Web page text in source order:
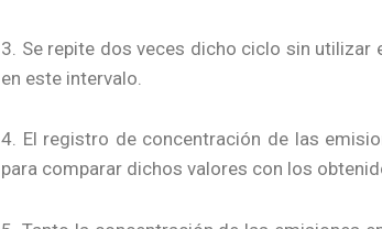
3. Se repite dos veces dicho ciclo sin
en este intervalo.
4. El registro de concentración de las
para comparar dichos valores con los